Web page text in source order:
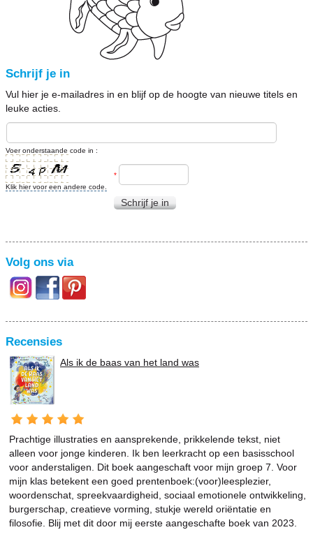
Schrijf je in
Vul hier je e-mailadres in en blijf op de hoogte van nieuwe titels en
leuke acties.
Voer onderstaande code in :
Klik hier voor een andere code.
*
Schrijf je in
Volg ons via
Recensies
Als ik de baas van het land was
Prachtige illustraties en aansprekende, prikkelende tekst, niet
alleen voor jonge kinderen. Ik ben leerkracht op een basisschool
voor anderstaligen. Dit boek aangeschaft voor mijn groep 7. Voor
mijn klas betekent een goed prentenboek:(voor)leesplezier,
woordenschat, spreekvaardigheid, sociaal emotionele ontwikkeling,
burgerschap, creatieve vorming, stukje wereld oriëntatie en
filosofie. Blij met dit door mij eerste aangeschafte boek van 2023.